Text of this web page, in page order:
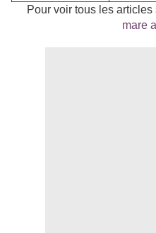
Pour voir tous les
mare